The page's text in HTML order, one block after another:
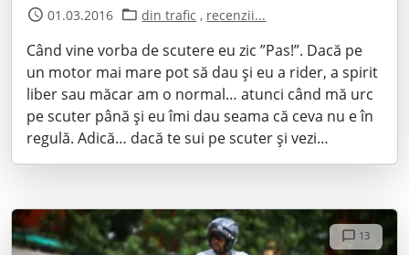
01.03.2016 din trafic , recenzii...
Când vine vorba de scutere eu zic ”Pas!”. Dacă pe
un motor mai mare pot să dau și eu a rider, a spirit
liber sau măcar am o normal… atunci când mă urc
pe scuter până și eu îmi dau seama că ceva nu e în
regulă. Adică… dacă te sui pe scuter și vezi…
13